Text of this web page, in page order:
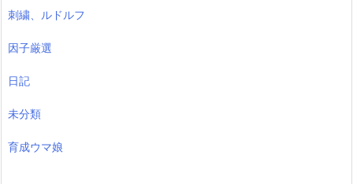
刺繍、ルドルフ
因子厳選
日記
未分類
育成ウマ娘